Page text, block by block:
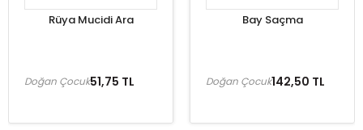
Rüya Mucidi Ara
51,75 TL
Doğan Çocuk
Bay Saçma
142,50 TL
Doğan Çocuk